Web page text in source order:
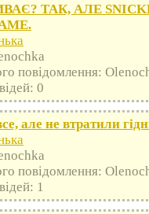
ТАК, АЛЕ
повідомлення:
0
але не втратили
повідомлення:
1